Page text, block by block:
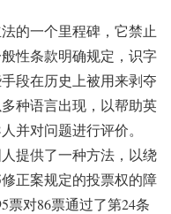
的一个里程碑，它禁止
性条款明确规定，识字
段在历史上被用来剥夺
种语言出现，以帮助英
并对问题进行评价。
提供了一种方法，以绕
正案规定的投票权的障
票对86票通过了第24条